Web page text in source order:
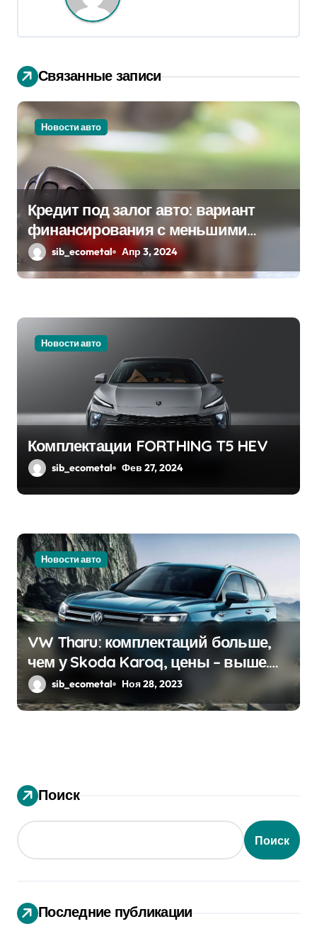
ц
и
я
п
о
з
а
п
и
я
м
Связанные записи
Новости авто
Кредит под залог авто: вариант
финансирования с меньшими
рисками
sib_ecometal Апр 3, 2024
Новости авто
Комплектации FORTHING T5 HEV
sib_ecometal Фев 27, 2024
Новости авто
VW Tharu: комплектаций больше,
чем у Skoda Karoq, цены – выше.
Оба кросса пропишутся в России
sib_ecometal Ноя 28, 2023
Поиск
Поиск
Последние публикации